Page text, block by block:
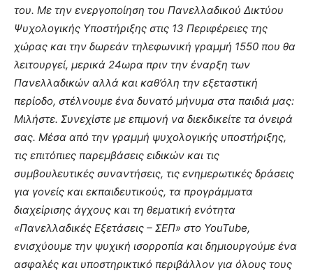
του. Με την ενεργοποίηση του Πανελλαδικού Δικτύου
Ψυχολογικής Υποστήριξης στις 13 Περιφέρειες της
χώρας και την δωρεάν τηλεφωνική γραμμή 1550 που θα
λειτουργεί, μερικά 24ωρα πριν την έναρξη των
Πανελλαδικών αλλά και καθ’όλη την εξεταστική
περίοδο, στέλνουμε ένα δυνατό μήνυμα στα παιδιά μας:
Μιλήστε. Συνεχίστε με επιμονή να διεκδικείτε τα όνειρά
σας. Μέσα από την γραμμή ψυχολογικής υποστήριξης,
τις επιτόπιες παρεμβάσεις ειδικών και τις
συμβουλευτικές συναντήσεις, τις ενημερωτικές δράσεις
για γονείς και εκπαιδευτικούς, τα προγράμματα
διαχείρισης άγχους και τη θεματική ενότητα
«Πανελλαδικές Εξετάσεις – ΣΕΠ» στο YouTube,
ενισχύουμε την ψυχική ισορροπία και δημιουργούμε ένα
ασφαλές και υποστηρικτικό περιβάλλον για όλους τους